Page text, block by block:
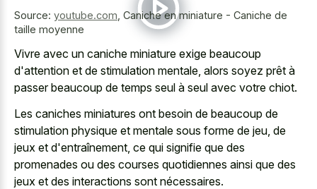
Source: youtube.com Caniche en miniature - Caniche de
taille moyenne
Vivre avec un caniche miniature exige beaucoup
d'attention et de stimulation mentale, alors soyez prêt à
passer beaucoup de temps seul à seul avec votre chiot.
Les caniches miniatures ont besoin de beaucoup de
stimulation physique et mentale sous forme de jeu, de
jeux et d'entraînement, ce qui signifie que des
promenades ou des courses quotidiennes ainsi que des
jeux et des interactions sont nécessaires.